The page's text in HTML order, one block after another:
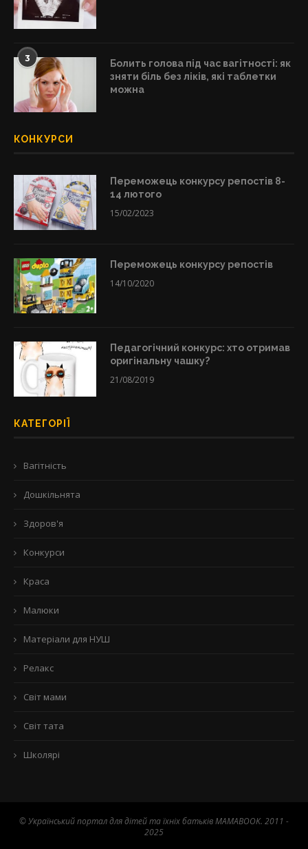
3
Болить голова під час вагітності: як
зняти біль без ліків, які таблетки
можна
КОНКУРСИ
Переможець конкурсу репостів 8-
14 лютого
15/02/2023
Переможець конкурсу репостів
14/10/2020
Педагогічний конкурс: хто отримав
оригінальну чашку?
21/08/2019
КАТЕГОРІЇ
Вагітність
Дошкільнята
Здоров'я
Конкурси
Краса
Малюки
Матеріали для НУШ
Релакс
Світ мами
Світ тата
Школярі
© Український портал для дітей та їхніх батьків MAMABOOK. 2011 -
2025